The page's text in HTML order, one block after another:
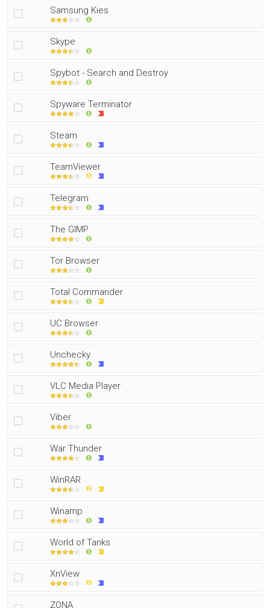
Samsung Kies
Skype
Spybot - Search and Destroy
Spyware Terminator
Steam
TeamViewer
Telegram
The GIMP
Tor Browser
Total Commander
UC Browser
Unchecky
VLC Media Player
Viber
War Thunder
WinRAR
Winamp
World of Tanks
XnView
ZONA